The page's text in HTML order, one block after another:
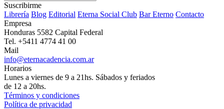
Suscribirme
Librería Blog Editorial Eterna Social Club Bar Eterno Contacto
Empresa
Honduras 5582 Capital Federal
Tel. +5411 4774 41 00
Mail
info@eternacadencia.com.ar
Horarios
Lunes a viernes de 9 a 21hs. Sábados y feriados
de 12 a 20hs.
Términos y condiciones
Política de privacidad